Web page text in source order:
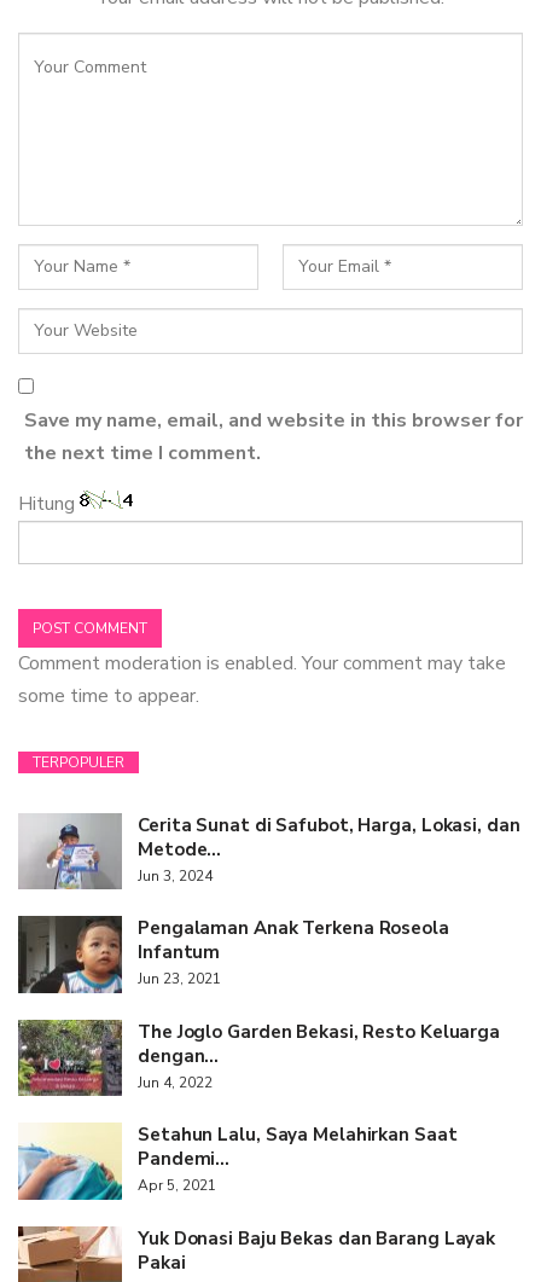
Save my name, email, and website in this browser for
the next time I comment.
Hitung
Comment moderation is enabled. Your comment may take
some time to appear.
TERPOPULER
Cerita Sunat di Safubot, Harga, Lokasi, dan
Metode…
Jun 3, 2024
Pengalaman Anak Terkena Roseola
Infantum
Jun 23, 2021
The Joglo Garden Bekasi, Resto Keluarga
dengan…
Jun 4, 2022
Setahun Lalu, Saya Melahirkan Saat
Pandemi…
Apr 5, 2021
Yuk Donasi Baju Bekas dan Barang Layak
Pakai